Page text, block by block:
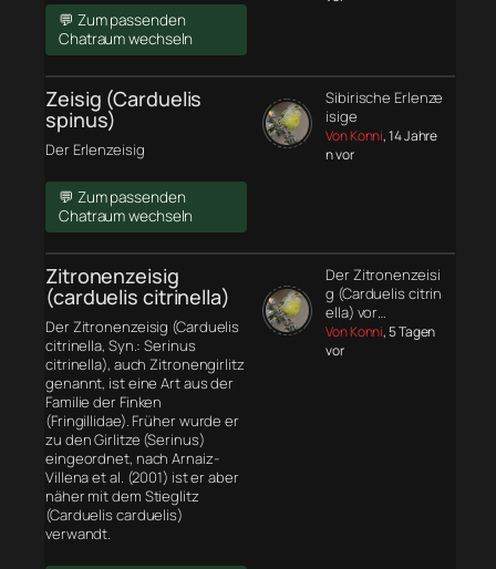
💬 Zum passenden
Chatraum wechseln
Zeisig (Carduelis
spinus)
Der Erlenzeisig
💬 Zum passenden
Chatraum wechseln
Sibirische Erlenze
isige
Von Konni, 14 Jahre
n vor
Zitronenzeisig
(carduelis citrinella)
Der Zitronenzeisig (Carduelis
citrinella, Syn.: Serinus
citrinella), auch Zitronengirlitz
genannt, ist eine Art aus der
Familie der Finken
(Fringillidae). Früher wurde er
zu den Girlitze (Serinus)
eingeordnet, nach Arnaiz-
Villena et al. (2001) ist er aber
näher mit dem Stieglitz
(Carduelis carduelis)
verwandt.
Der Zitronenzeisi
g (Carduelis citrin
ella) vor…
Von Konni, 5 Tagen
vor